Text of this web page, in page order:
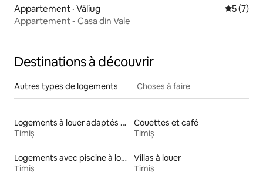
Appartement · Văliug Note
5 (7)
Appartement - Casa din Vale
Destinations à découvrir
Autres types de logements Choses à faire
Logements à louer adaptés aux animaux
Timiș
Couettes et café
Timiș
Logements avec piscine à louer
Timiș
Villas à louer
Timiș